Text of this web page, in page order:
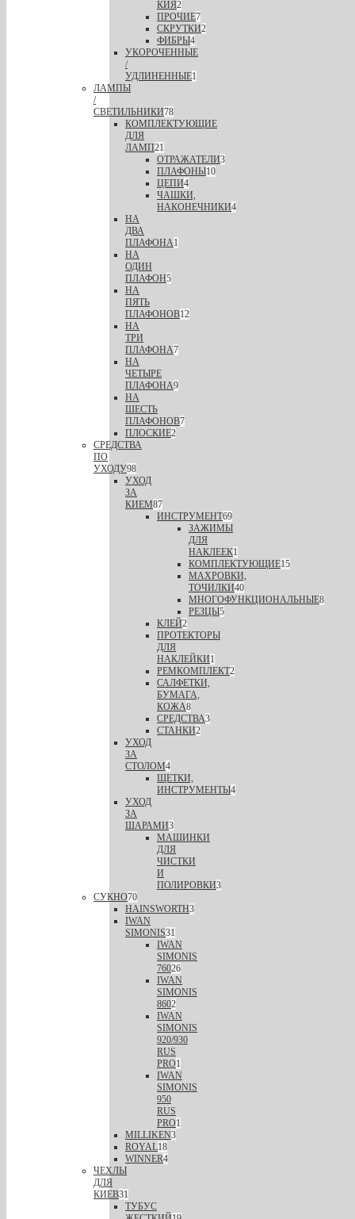
КИЯ2
ПРОЧИЕ7
СКРУТКИ2
ФИБРЫ4
УКОРОЧЕННЫЕ
/
УДЛИНЕННЫЕ1
ЛАМПЫ
/
СВЕТИЛЬНИКИ78
КОМПЛЕКТУЮЩИЕ
ДЛЯ
ЛАМП21
ОТРАЖАТЕЛИ3
ПЛАФОНЫ10
ЦЕПИ4
ЧАШКИ,
НАКОНЕЧНИКИ4
НА
ДВА
ПЛАФОНА1
НА
ОДИН
ПЛАФОН5
НА
ПЯТЬ
ПЛАФОНОВ12
НА
ТРИ
ПЛАФОНА7
НА
ЧЕТЫРЕ
ПЛАФОНА9
НА
ШЕСТЬ
ПЛАФОНОВ7
ПЛОСКИЕ2
СРЕДСТВА
ПО
УХОДУ98
УХОД
ЗА
КИЕМ87
ИНСТРУМЕНТ69
ЗАЖИМЫ
ДЛЯ
НАКЛЕЕК1
КОМПЛЕКТУЮЩИЕ15
МАХРОВКИ,
ТОЧИЛКИ40
МНОГОФУНКЦИОНАЛЬНЫЕ8
РЕЗЦЫ5
КЛЕЙ2
ПРОТЕКТОРЫ
ДЛЯ
НАКЛЕЙКИ1
РЕМКОМПЛЕКТ2
САЛФЕТКИ,
БУМАГА,
КОЖА8
СРЕДСТВА3
СТАНКИ2
УХОД
ЗА
СТОЛОМ4
ЩЕТКИ,
ИНСТРУМЕНТЫ4
УХОД
ЗА
ШАРАМИ3
МАШИНКИ
ДЛЯ
ЧИСТКИ
И
ПОЛИРОВКИ3
СУКНО70
HAINSWORTH3
IWAN
SIMONIS31
IWAN
SIMONIS
76026
IWAN
SIMONIS
8602
IWAN
SIMONIS
920/930
RUS
PRO1
IWAN
SIMONIS
950
RUS
PRO1
MILLIKEN3
ROYAL18
WINNER4
ЧЕХЛЫ
ДЛЯ
КИЕВ31
ТУБУС